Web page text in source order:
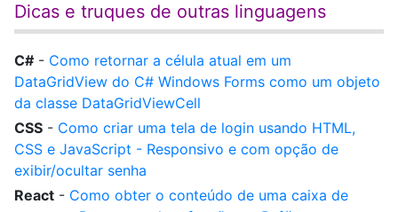
Dicas e truques de outras linguagens
C# - Como retornar a célula atual em um
DataGridView do C# Windows Forms como um objeto
da classe DataGridViewCell
CSS - Como criar uma tela de login usando HTML,
CSS e JavaScript - Responsivo e com opção de
exibir/ocultar senha
React - Como obter o conteúdo de uma caixa de